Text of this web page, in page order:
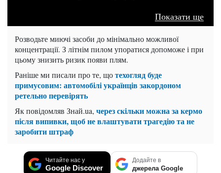
Показати ще
Розводьте миючі засоби до мінімально можливої ​​
концентрації. З літнім пилом упоратися допоможе і при
цьому знизить ризик появи плям.
Раніше ми писали про те, щотехогляд буде
примусовим: автомобілі українців закордоном
ретельно перевірять
Як повідомляв Знай.ua, через скільки можна за кермо
після випивки, щоб не влаштувати трагедію та не
заробити штраф
Читайте нас у
Google Discover
Додайте в
джерела Google